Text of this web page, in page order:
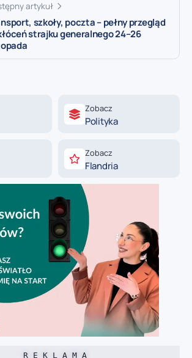
artykuł
szkoły, poczta – pełny przegląd
strajku generalnego 24–26
Zobacz
Polityka
Zobacz
Flandria
R E K L A M A